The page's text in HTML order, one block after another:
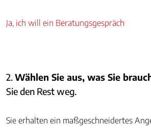
Ja, ich will ein Beratungsgespräch
2.Wählen Sie aus, was Sie
Sie den Rest weg.
Sie erhalten ein maßgeschneidertes